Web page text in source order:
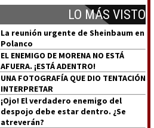
LO MÁS VISTO
La reunión urgente de Sheinbaum en
Polanco
EL ENEMIGO DE MORENA NO ESTÁ
AFUERA. ¡ESTÁ ADENTRO!
UNA FOTOGRAFÍA QUE DIO TENTACIÓN
INTERPRETAR
¡Ojo! El verdadero enemigo del
despojo debe estar dentro. ¿Se
atreverán?